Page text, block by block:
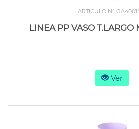
ARTICULO N°
LINEA PP VASO T.LARGO
Ver